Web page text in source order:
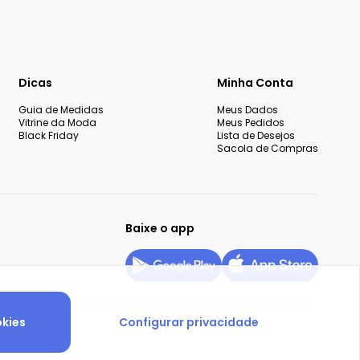
Dicas
Guia de Medidas
Vitrine da Moda
Black Friday
Minha Conta
Meus Dados
Meus Pedidos
Lista de Desejos
Sacola de Compras
Baixe o app
Configurar privacidade